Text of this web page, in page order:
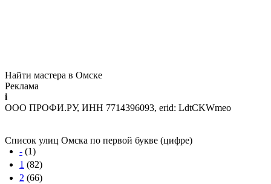
Найти мастера в Омске
Реклама
i
ООО ПРОФИ.РУ, ИНН 7714396093, erid: LdtCKWmeo
Список улиц Омска по первой букве (цифре)
- (1)
1 (82)
2 (66)